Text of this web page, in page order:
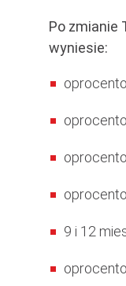
Po zmianie
wyniesie:
9 i 12